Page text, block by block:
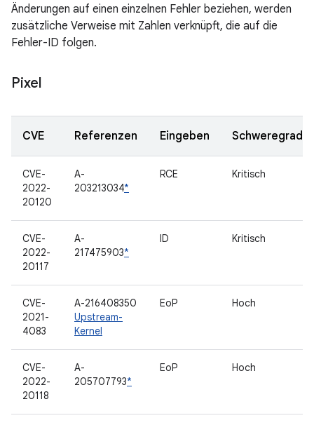
Änderungen auf einen einzelnen Fehler beziehen, werden
zusätzliche Verweise mit Zahlen verknüpft, die auf die
Fehler-ID folgen.
Pixel
CVE Referenzen Eingeben Schweregrad
CVE-
2022-
20120
A-
203213034*
RCE Kritisch
CVE-
2022-
20117
A-
217475903*
ID Kritisch
CVE-
2021-
4083
A-216408350
Upstream-
Kernel
EoP Hoch
CVE-
2022-
20118
A-
205707793*
EoP Hoch